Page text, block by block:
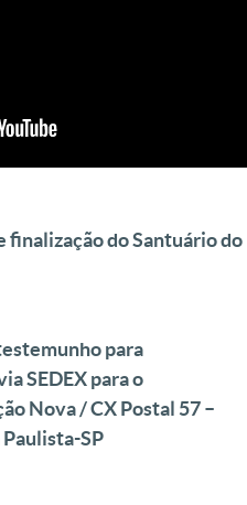
finalização do Santuário do
para
SEDEX para o
Nova / CX Postal 57 –
SP